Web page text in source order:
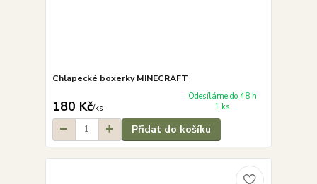
Chlapecké boxerky MINECRAFT
180 Kč/ks
Odesíláme do 48 h
1 ks
Přidat do košíku